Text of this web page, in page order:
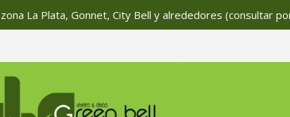
zona La Plata, Gonnet, City Bell y alrededores (consultar